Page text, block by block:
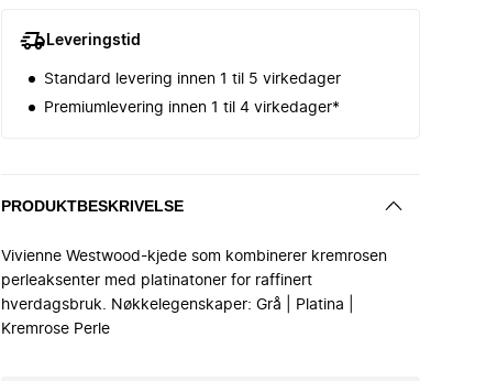
Leveringstid
Standard levering innen 1 til 5 virkedager
Premiumlevering innen 1 til 4 virkedager*
PRODUKTBESKRIVELSE
Vivienne Westwood-kjede som kombinerer kremrosen
perleaksenter med platinatoner for raffinert
hverdagsbruk. Nøkkelegenskaper: Grå | Platina |
Kremrose Perle